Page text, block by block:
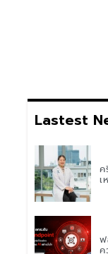
Lastest
ค
เ
ฟ
ค